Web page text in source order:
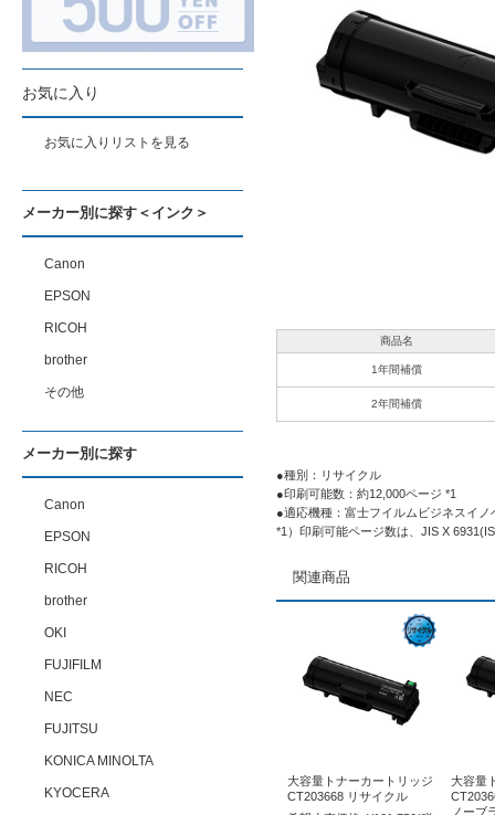
商品名
1年間補償
2年間補償
●種別：リサイクル
●印刷可能数：約12,000ページ *1
●適応機種：富士フイルムビジネスイ
*1）印刷可能ページ数は、JIS X
関連商品
大容量トナーカートリッジ
CT203668 リサイクル
大容量
ノーブ
お気に入り
お気に入りリストを見る
メーカー別に探す＜インク＞
Canon
EPSON
RICOH
brother
その他
メーカー別に探す
Canon
EPSON
RICOH
brother
OKI
FUJIFILM
NEC
FUJITSU
KONICA MINOLTA
KYOCERA